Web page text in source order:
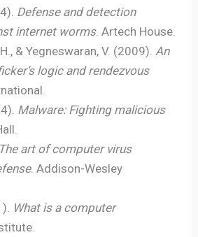
Defense and detection
internet worms. Artech House.
& Yegneswaran, V. (2009). An
logic and rendezvous
Malware: Fighting malicious
The art of computer virus
. Addison-Wesley
What is a computer